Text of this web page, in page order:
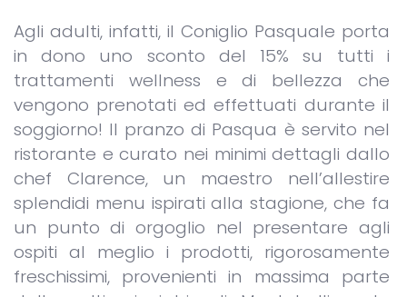
Agli adulti, infatti, il Coniglio Pasquale porta
in dono uno sconto del 15% su tutti i
trattamenti wellness e di bellezza che
vengono prenotati ed effettuati durante il
soggiorno! Il pranzo di Pasqua è servito nel
ristorante e curato nei minimi dettagli dallo
chef Clarence, un maestro nell’allestire
splendidi menu ispirati alla stagione, che fa
un punto di orgoglio nel presentare agli
ospiti al meglio i prodotti, rigorosamente
freschissimi, provenienti in massima parte